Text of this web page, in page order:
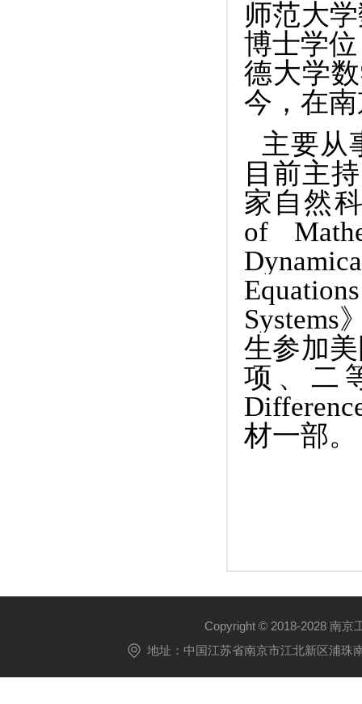
师范大学
博士学
德大学
今，在
主要从
目前主
家自然
of
Equations
Systems
生参加
项、二
材一部。
Copyright © 2018-2028 南京
地址：中国江苏省南京市江北新区浦珠